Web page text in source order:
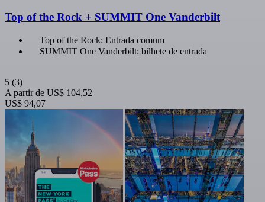
Top of the Rock + SUMMIT One Vanderbilt
Top of the Rock: Entrada comum
SUMMIT One Vanderbilt: bilhete de entrada
5 (3)
A partir de US$ 104,52
US$ 94,07